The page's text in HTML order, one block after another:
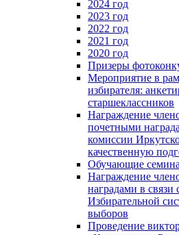
2024 год
2023 год
2022 год
2021 год
2020 год
Призеры
Мероприятие в
избирателя:
старшеклассников
Награждение
почетными
комиссии
качественную
Обучающие
Награждение
наградами в связи
Избирательной
выборов
Проведение